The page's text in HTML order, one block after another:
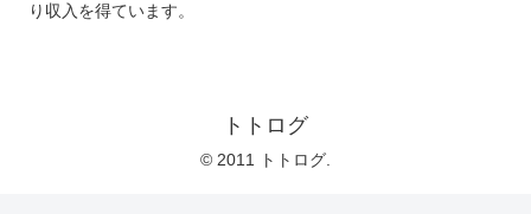
り収入を得ています。
トトログ
© 2011 トトログ.